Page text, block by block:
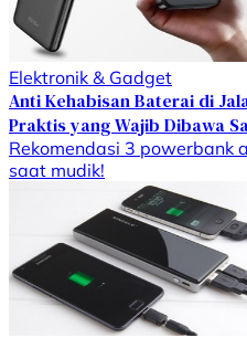
Elektronik & Gadget
Anti Kehabisan Baterai di
Praktis yang Wajib Dibawa
Rekomendasi 3
saat mudik!